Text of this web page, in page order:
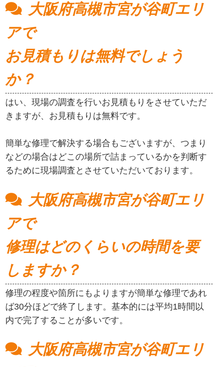
大阪府高槻市宮が谷町エリ
アで
お見積もりは無料でしょう
か？
はい、現場の調査を行いお見積もりをさせていただ
きますが、お見積もりは無料です。
簡単な修理で解決する場合もございますが、つまり
などの場合はどこの場所で詰まっているかを判断す
るために現場調査とさせていただいております。
大阪府高槻市宮が谷町エリ
アで
修理はどのくらいの時間を要
しますか？
修理の程度や箇所にもよりますが簡単な修理であれ
ば30分ほどで終了します。基本的には平均1時間以
内で完了することが多いです。
大阪府高槻市宮が谷町エリ